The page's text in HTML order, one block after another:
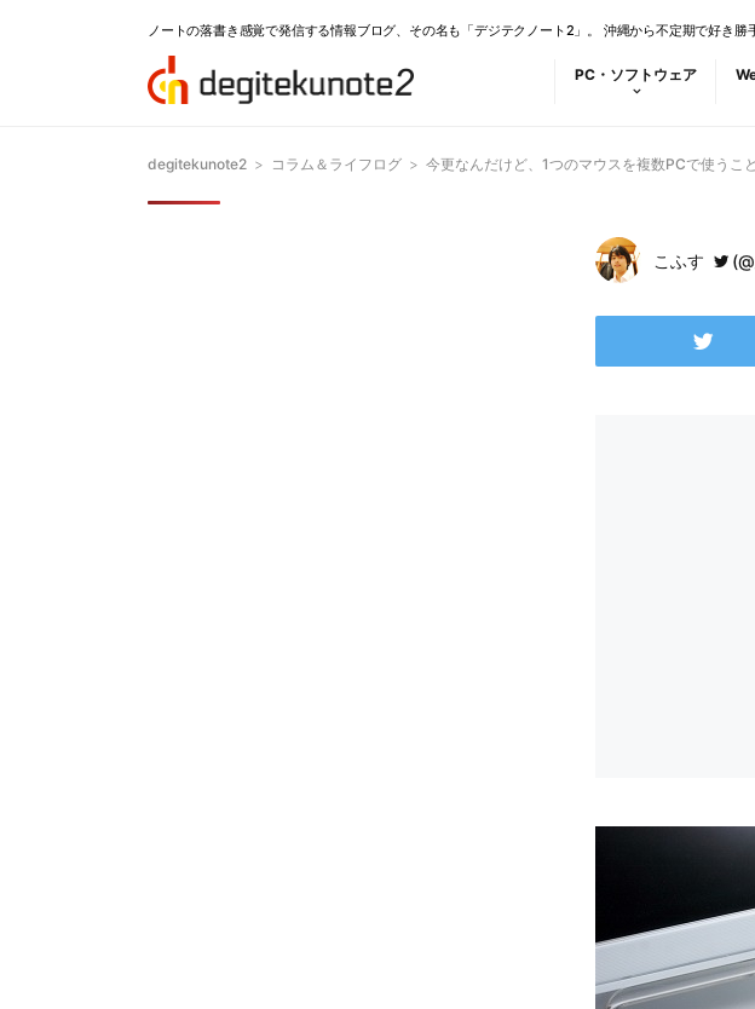
ノートの落書き感覚で発信する情報ブログ、その名も「デジテクノート2」。 沖縄から不定期で好き勝
PC・ソフトウェア
degitekunote2 > コラム＆ライフログ > 今更なんだけど、1つのマウスを複数PCで使う
こふす